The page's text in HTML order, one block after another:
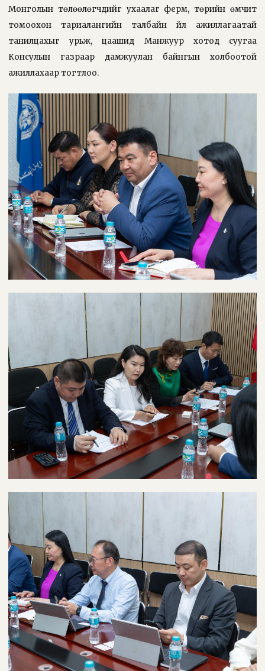
Монголын төлөөлөгчдийг ухаалаг ферм, төрийн өмчит
томоохон тариалангийн талбайн үйл ажиллагаатай
танилцахыг урьж, цаашид Манжуур хотод суугаа
Консулын газраар дамжуулан байнгын холбоотой
ажиллахаар тогтлоо.